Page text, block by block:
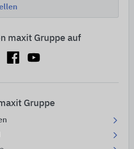
maxit Gruppe auf
Gruppe